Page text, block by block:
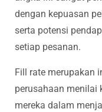
dengan kepuasan
serta potensi
setiap pesanan.
Fill rate merupakan
perusahaan menilai
mereka dalam